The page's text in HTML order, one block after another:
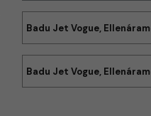
Badu Jet Vogue,
Badu Jet Vogue,